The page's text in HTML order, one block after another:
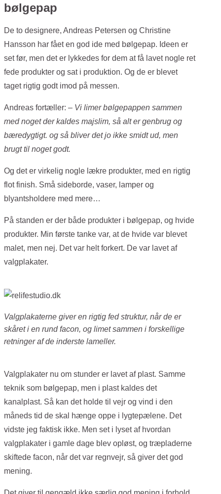
bølgepap
De to designere, Andreas Petersen og Christine
Hansson har fået en god ide med bølgepap. Ideen er
set før, men det er lykkedes for dem at få lavet nogle ret
fede produkter og sat i produktion. Og de er blevet
taget rigtig godt imod på messen.
Andreas fortæller: – Vi limer bølgepappen sammen
med noget der kaldes majslim, så alt er genbrug og
bæredygtigt. og så bliver det jo ikke smidt ud, men
brugt til noget godt.
Og det er virkelig nogle lækre produkter, med en rigtig
flot finish. Små sideborde, vaser, lamper og
blyantsholdere med mere…
På standen er der både produkter i bølgepap, og hvide
produkter. Min første tanke var, at de hvide var blevet
malet, men nej. Det var helt forkert. De var lavet af
valgplakater.
Valgplakaterne giver en rigtig fed struktur, når de er
skåret i en rund facon, og limet sammen i forskellige
retninger af de inderste lameller.
Valgplakater nu om stunder er lavet af plast. Samme
teknik som bølgepap, men i plast kaldes det
kanalplast. Så kan det holde til vejr og vind i den
måneds tid de skal hænge oppe i lygtepælene. Det
vidste jeg faktisk ikke. Men set i lyset af hvordan
valgplakater i gamle dage blev opløst, og træpladerne
skiftede facon, når det var regnvejr, så giver det god
mening.